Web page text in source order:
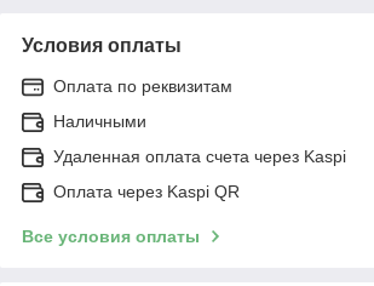
Условия оплаты
Оплата по реквизитам
Наличными
Удаленная оплата счета через Kaspi
Оплата через Kaspi QR
Все условия оплаты